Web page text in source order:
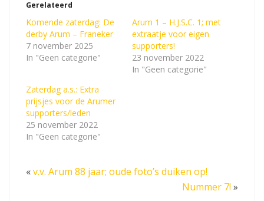
Gerelateerd
Komende zaterdag: De
derby Arum – Franeker
7 november 2025
In "Geen categorie"
Arum 1 – H.J.S.C. 1; met
extraatje voor eigen
supporters!
23 november 2022
In "Geen categorie"
Zaterdag a.s.: Extra
prijsjes voor de Arumer
supporters/leden
25 november 2022
In "Geen categorie"
«v.v. Arum 88 jaar; oude foto’s duiken op!
Nummer 7! »